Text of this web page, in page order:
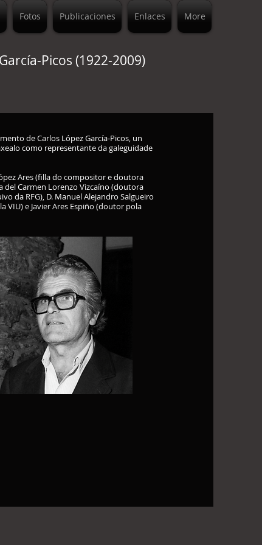
Fotos Publicaciones Enlaces More
Picos (1922-2009)
de Carlos López García-Picos, un
como representante da galeguidade
Ares (filla do compositor e doutora
del Carmen Lorenzo Vizcaíno (doutora
da RFG), D. Manuel Alejandro Salgueiro
VIU) e Javier Ares Espiño (doutor pola